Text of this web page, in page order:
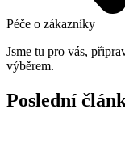
Péče o zákazníky
Jsme tu pro vás,
výběrem.
Poslední